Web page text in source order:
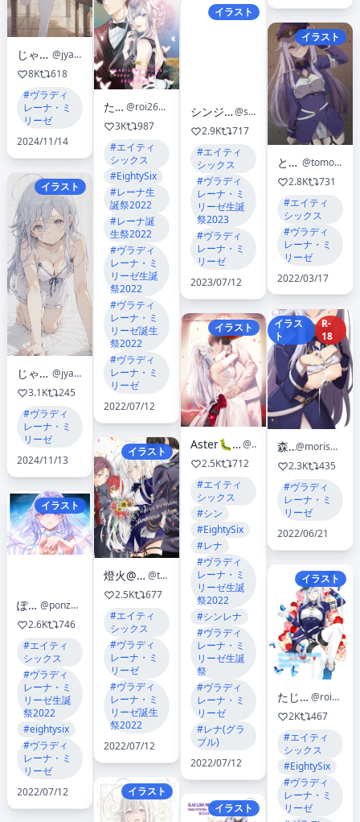
じゃぼちぃ
@jyabochii
8K
618
#ヴラディ
レーナ・ミ
リーゼ
2024/11/14
イラスト
じゃぼちぃ
@jyabochii
3.1K
245
#ヴラディ
レーナ・ミ
リーゼ
2024/11/13
イラスト
ぽんず鍋
@ponzunabe0123
2.6K
746
#エイティ
シックス
#ヴラディ
レーナ・ミ
リーゼ生誕
祭2022
#eightysix
#ヴラディ
レーナ・ミ
リーゼ
2022/07/12
たじみ
@roi26907644
3K
987
#エイティ
シックス
#EightySix
#レーナ生
誕祭2022
#レーナ誕
生祭2022
#ヴラディ
レーナ・ミ
リーゼ生誕
祭2022
#ヴラティ
レーナ・ミ
リーゼ誕生
祭2022
#ヴラディ
レーナ・ミ
リーゼ
2022/07/12
イラスト
燈火@シレ🛁本再販中
@th_clue024
2.5K
677
#エイティ
シックス
#ヴラディ
レーナ・ミ
リーゼ
#ヴラディ
レーナ・ミ
リーゼ誕生
祭2022
2022/07/12
イラスト
イラスト
シンジョウタクヤ
@shin_jo_
2.9K
717
#エイティ
シックス
#ヴラディ
レーナ・ミ
リーゼ生誕
祭2023
#ヴラディ
レーナ・ミ
リーゼ
2023/07/12
イラスト
Aster🐛@86 言うこと聴かない虫🥺
@aster_86
2.5K
712
#エイティ
シックス
#シン
#EightySix
#レナ
#ヴラディ
レーナ・ミ
リーゼ生誕
祭2022
#シンレナ
#ヴラディ
レーナ・ミ
リーゼ生誕
祭
#ヴラディ
レーナ・ミ
リーゼ
#レナ(グラ
ブル)
2022/07/12
イラスト
イラスト
ともしび
@tomoshibi_0v0
2.8K
731
#エイティ
シックス
#ヴラディ
レーナ・ミ
リーゼ
2022/03/17
イラス
ト
R-
18
森そぼ
@morisobo242070
2.3K
435
#ヴラディ
レーナ・ミ
リーゼ
2022/06/21
イラスト
たじみ(tajimi)
@roi26907644
2K
467
#エイティ
シックス
#EightySix
#ヴラディ
レーナ・ミ
リーゼ